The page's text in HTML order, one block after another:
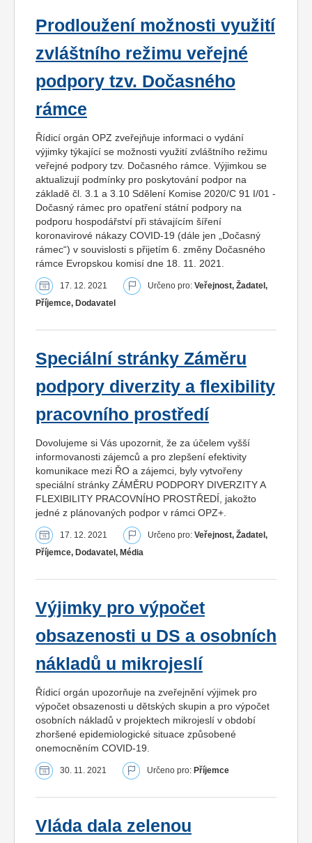
Prodloužení možnosti využití
zvláštního režimu veřejné
podpory tzv. Dočasného
rámce
Řídicí orgán OPZ zveřejňuje informaci o vydání
výjimky týkající se možnosti využití zvláštního režimu
veřejné podpory tzv. Dočasného rámce. Výjimkou se
aktualizují podmínky pro poskytování podpor na
základě čl. 3.1 a 3.10 Sdělení Komise 2020/C 91 I/01 -
Dočasný rámec pro opatření státní podpory na
podporu hospodářství při stávajícím šíření
koronavirové nákazy COVID-19 (dále jen „Dočasný
rámec“) v souvislosti s přijetím 6. změny Dočasného
rámce Evropskou komisí dne 18. 11. 2021.
17. 12. 2021 Určeno pro: Veřejnost, Žadatel,
Příjemce, Dodavatel
Speciální stránky Záměru
podpory diverzity a flexibility
pracovního prostředí
Dovolujeme si Vás upozornit, že za účelem vyšší
informovanosti zájemců a pro zlepšení efektivity
komunikace mezi ŘO a zájemci, byly vytvořeny
speciální stránky ZÁMĚRU PODPORY DIVERZITY A
FLEXIBILITY PRACOVNÍHO PROSTŘEDÍ, jakožto
jedné z plánovaných podpor v rámci OPZ+.
17. 12. 2021 Určeno pro: Veřejnost, Žadatel,
Příjemce, Dodavatel, Média
Výjimky pro výpočet
obsazenosti u DS a osobních
nákladů u mikrojeslí
Řídicí orgán upozorňuje na zveřejnění výjimek pro
výpočet obsazenosti u dětských skupin a pro výpočet
osobních nákladů v projektech mikrojeslí v období
zhoršené epidemiologické situace způsobené
onemocněním COVID-19.
30. 11. 2021 Určeno pro: Příjemce
Vláda dala zelenou